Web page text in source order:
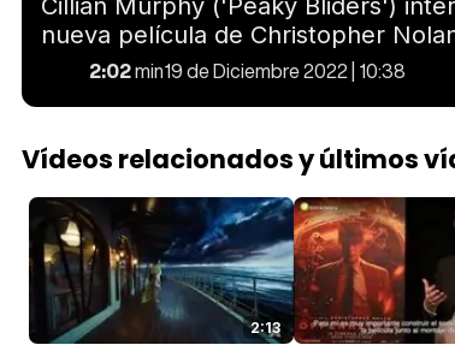
Cillian Murphy ('Peaky Bliders')
nueva película de Christopher
2:02min19 de Diciembre 2022 | 10:38
Vídeos relacionados y últimos
2:13